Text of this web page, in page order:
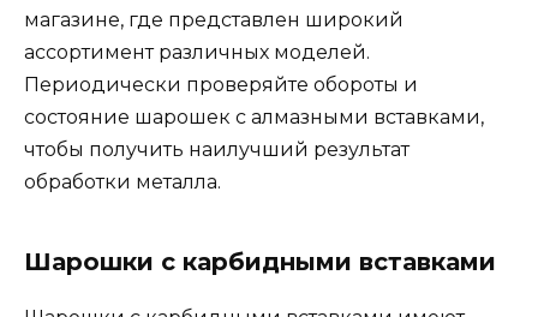
магазине, где представлен широкий
ассортимент различных моделей.
Периодически проверяйте обороты и
состояние шарошек с алмазными вставками,
чтобы получить наилучший результат
обработки металла.
Шарошки с карбидными вставками